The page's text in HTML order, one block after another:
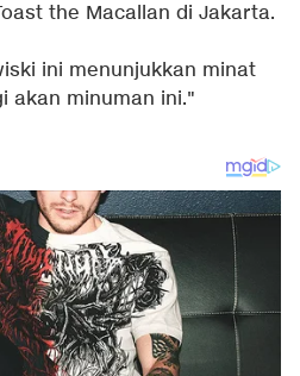
the Macallan di Jakarta.
ini menunjukkan minat
akan minuman ini."